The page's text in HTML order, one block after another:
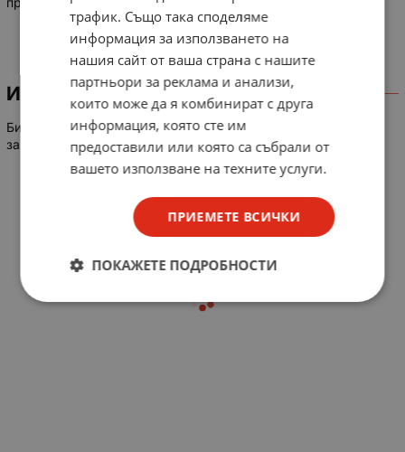
ИНФОРМАЦИЯ
Биметално термично реле, трифазно, обхват на токовата
защита от 16A до 25A
трафик. Също така споделяме
информация за използването на
нашия сайт от ваша страна с нашите
партньори за реклама и анализи,
които може да я комбинират с друга
информация, която сте им
предоставили или която са събрали от
вашето използване на техните услуги.
ПРИЕМЕТЕ ВСИЧКИ
ПОКАЖЕТЕ ПОДРОБНОСТИ